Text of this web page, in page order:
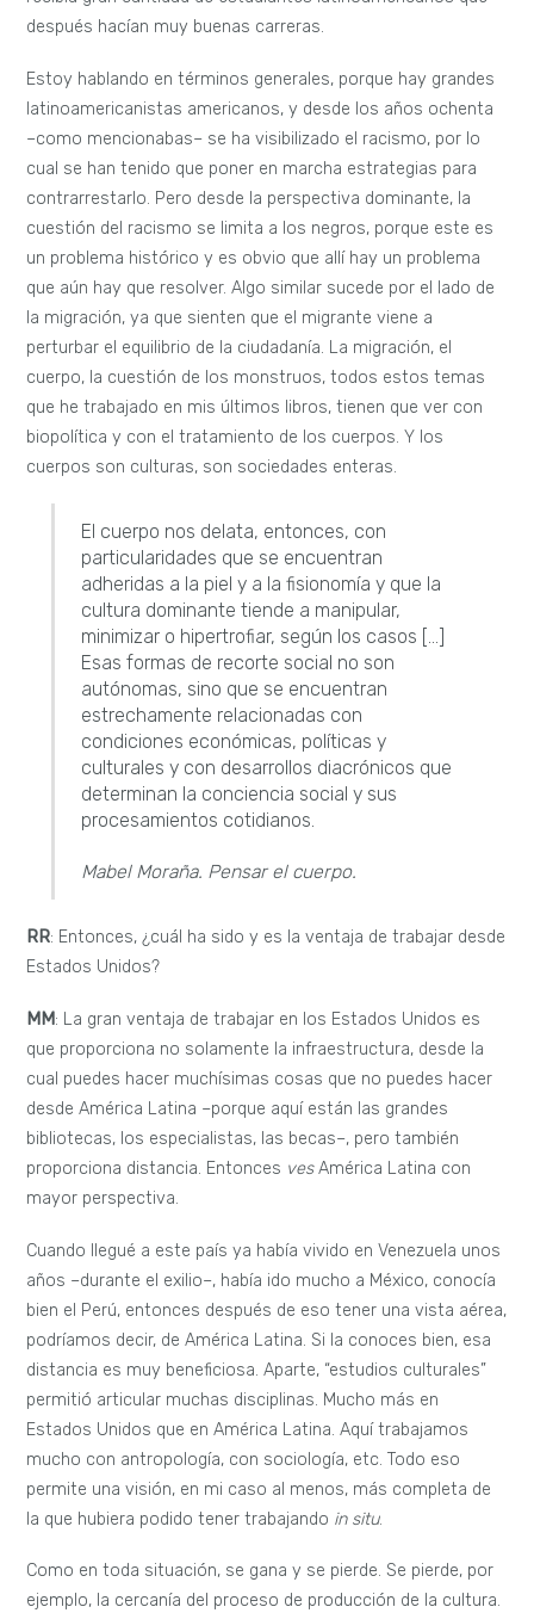
después hacían muy buenas carreras.
Estoy hablando en términos generales, porque hay grandes
latinoamericanistas americanos, y desde los años ochenta
–como mencionabas– se ha visibilizado el racismo, por lo
cual se han tenido que poner en marcha estrategias para
contrarrestarlo. Pero desde la perspectiva dominante, la
cuestión del racismo se limita a los negros, porque este es
un problema histórico y es obvio que allí hay un problema
que aún hay que resolver. Algo similar sucede por el lado de
la migración, ya que sienten que el migrante viene a
perturbar el equilibrio de la ciudadanía. La migración, el
cuerpo, la cuestión de los monstruos, todos estos temas
que he trabajado en mis últimos libros, tienen que ver con
biopolítica y con el tratamiento de los cuerpos. Y los
cuerpos son culturas, son sociedades enteras.
El cuerpo nos delata, entonces, con
particularidades que se encuentran
adheridas a la piel y a la fisionomía y que la
cultura dominante tiende a manipular,
minimizar o hipertrofiar, según los casos […]
Esas formas de recorte social no son
autónomas, sino que se encuentran
estrechamente relacionadas con
condiciones económicas, políticas y
culturales y con desarrollos diacrónicos que
determinan la conciencia social y sus
procesamientos cotidianos.
Mabel Moraña. Pensar el cuerpo.
RR: Entonces, ¿cuál ha sido y es la ventaja de trabajar desde
Estados Unidos?
MM: La gran ventaja de trabajar en los Estados Unidos es
que proporciona no solamente la infraestructura, desde la
cual puedes hacer muchísimas cosas que no puedes hacer
desde América Latina –porque aquí están las grandes
bibliotecas, los especialistas, las becas–, pero también
proporciona distancia. Entonces vesAmérica Latina con
mayor perspectiva.
Cuando llegué a este país ya había vivido en Venezuela unos
años –durante el exilio–, había ido mucho a México, conocía
bien el Perú, entonces después de eso tener una vista aérea,
podríamos decir, de América Latina. Si la conoces bien, esa
distancia es muy beneficiosa. Aparte, “estudios culturales”
permitió articular muchas disciplinas. Mucho más en
Estados Unidos que en América Latina. Aquí trabajamos
mucho con antropología, con sociología, etc. Todo eso
permite una visión, en mi caso al menos, más completa de
la que hubiera podido tener trabajando in situ.
Como en toda situación, se gana y se pierde. Se pierde, por
ejemplo, la cercanía del proceso de producción de la cultura.